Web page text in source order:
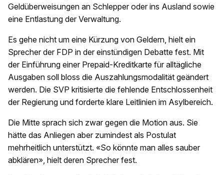
Geldüberweisungen an Schlepper oder ins Ausland sowie
eine Entlastung der Verwaltung.
Es gehe nicht um eine Kürzung von Geldern, hielt ein
Sprecher der FDP in der einstündigen Debatte fest. Mit
der Einführung einer Prepaid-Kreditkarte für alltägliche
Ausgaben soll bloss die Auszahlungsmodalität geändert
werden. Die SVP kritisierte die fehlende Entschlossenheit
der Regierung und forderte klare Leitlinien im Asylbereich.
Die Mitte sprach sich zwar gegen die Motion aus. Sie
hätte das Anliegen aber zumindest als Postulat
mehrheitlich unterstützt. «So könnte man alles sauber
abklären», hielt deren Sprecher fest.